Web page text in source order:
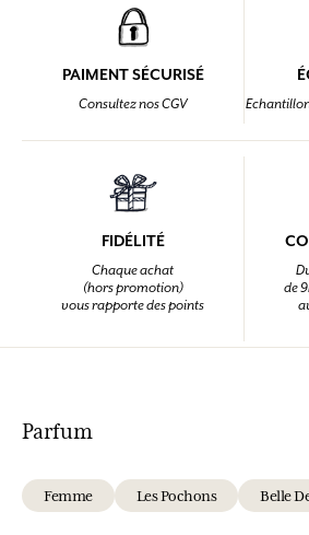
PAIMENT SÉCURISÉ
Consultez nos CGV
FIDÉLITÉ
Chaque achat
(hors promotion)
vous rapporte des points
de
Parfum
Femme Les Pochons Belle